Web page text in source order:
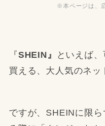
※本ページは、
『SHEIN』
といえば
買える、大人気のネッ
ですが、SHEINに限